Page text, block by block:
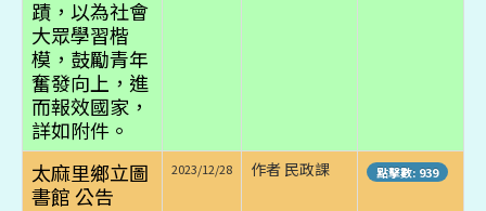
蹟，以為社會
大眾學習楷
模，鼓勵青年
奮發向上，進
而報效國家，
詳如附件。
太麻里鄉立圖
書館 公告
2023/12/28 作者 民政課 點擊數: 939